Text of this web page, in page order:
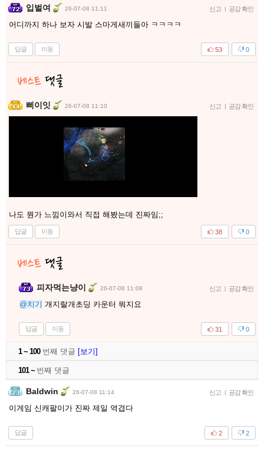
입벌여 26-07-08 11:11 신고 | 공감 확인
어디까지 하나 보자 시발 스마게새끼들아 ㅋㅋㅋㅋ
답글 이동 0
53
삐이잇 26-07-08 11:10 신고 | 공감 확인
나도 뭔가 느낌이와서 직접 해봤는데 진짜임;;
답글 이동 0
38
피자먹는냥이 26-07-08 11:08 신고 공감 확인
@치기 개지랄개초딩 카운터 뭐지요
답글 이동 0
31
1 ~ 100번째 댓글 [보기]
101 ~ 번째 댓글
Baldwin 26-07-08 11:14 신고 공감 확인
이게임 신캐팔이가 진짜 제일 역겹다
답글 2
2